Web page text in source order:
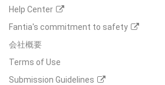
Help Center
Fantia's commitment to safety
会社概要
Terms of Use
Submission Guidelines